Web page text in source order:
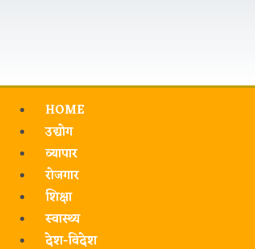
HOME
उद्योग
व्यापार
रोजगार
शिक्षा
स्वास्थ्य
देश-विदेश